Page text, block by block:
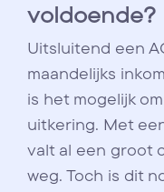
voldoende?
Uitsluitend een
maandelijks
is het mogelijk
uitkering. Met
valt al een groot
weg. Toch is dit